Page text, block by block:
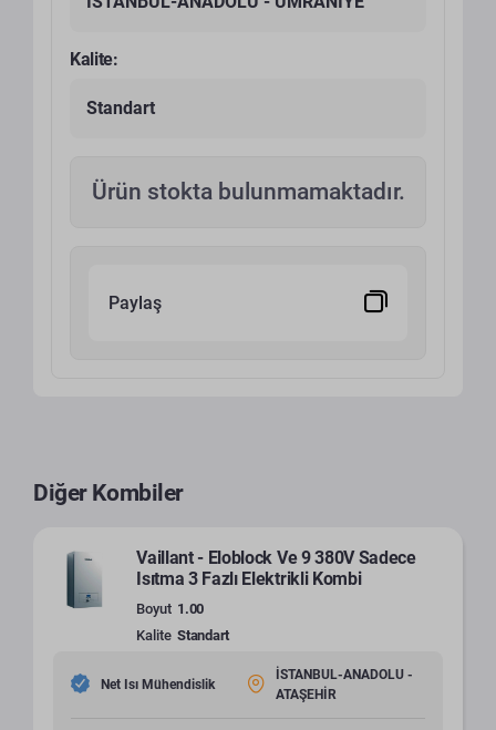
Kalite:
Standart
Ürün stokta bulunmamaktadır.
Paylaş
Diğer Kombiler
Vaillant - Eloblock Ve 9 380V Sadece
Isıtma 3 Fazlı Elektrikli Kombi
Boyut 1.00
Kalite Standart
Net Isı Mühendislik
İSTANBUL-ANADOLU -
ATAŞEHİR